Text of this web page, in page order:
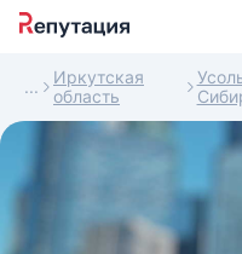
Иркутская
область